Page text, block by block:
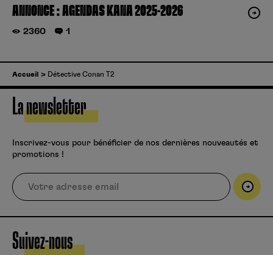
ANNONCE : AGENDAS KANA 2025-2026
2360 1
Accueil Détective Conan T2
La newsletter
Inscrivez-vous pour bénéficier de nos dernières nouveautés et
promotions !
Suivez-nous